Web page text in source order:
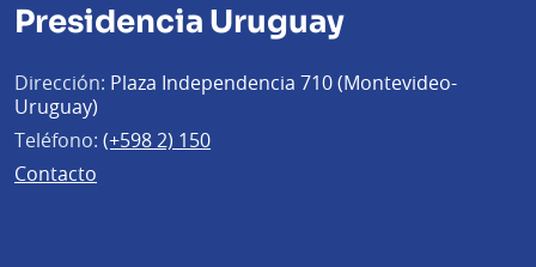
Presidencia Uruguay
Dirección: Plaza Independencia 710 (Montevideo-
Uruguay)
Teléfono: (+598 2) 150
Contacto